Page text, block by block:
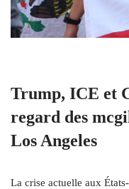
Trump, ICE et
regard des
Los Angeles
La crise actuelle aux